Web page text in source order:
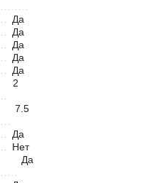
Да
Да
Да
Да
Да
2
7.5
Да
Нет
Да